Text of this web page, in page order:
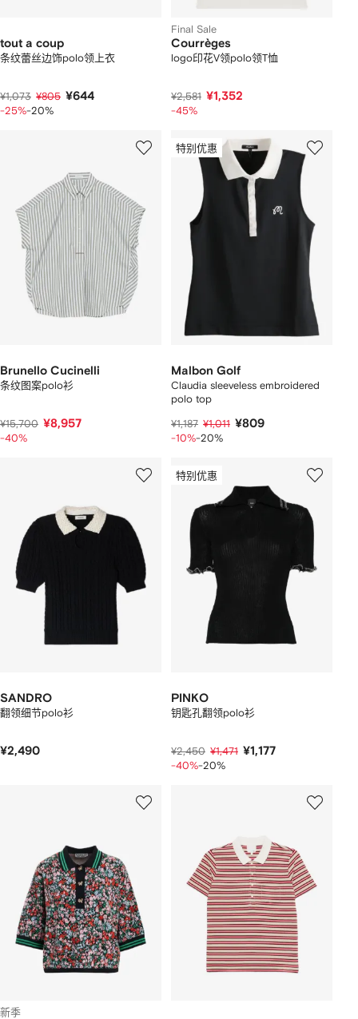
tout a coup
条纹蕾丝边饰polo领上衣
¥1,073 ¥805 ¥644
-25%-20%
Final Sale
Courrèges
logo印花V领polo领T恤
¥2,581 ¥1,352
-45%
Brunello Cucinelli
条纹图案polo衫
¥15,700 ¥8,957
-40%
特别优惠
Malbon Golf
Claudia sleeveless embroidered
polo top
¥1,187 ¥1,011 ¥809
-10%-20%
SANDRO
翻领细节polo衫
¥2,490
特别优惠
PINKO
钥匙孔翻领polo衫
¥2,450 ¥1,471 ¥1,177
-40%-20%
新季